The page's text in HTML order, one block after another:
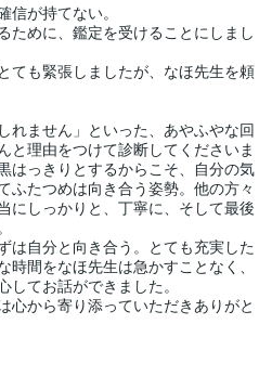
が持てない。
ために、鑑定を受けることにしまし
ても緊張しましたが、なほ先生を頼
れません」といった、あやふやな回
と理由をつけて診断してくださいま
はっきりとするからこそ、自分の気
ふたつめは向き合う姿勢。他の方々
にしっかりと、丁寧に、そして最後
は自分と向き合う。とても充実した
間をなほ先生は急かすことなく、
てお話ができました。
心から寄り添っていただきありがと